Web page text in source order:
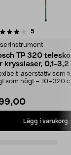
5recensioner
TP 320
krysslaser, 0,1-3,2
laserstativ som
som högt – 10–320
Lägg i varukorg
4.5 av 5 stjärnor